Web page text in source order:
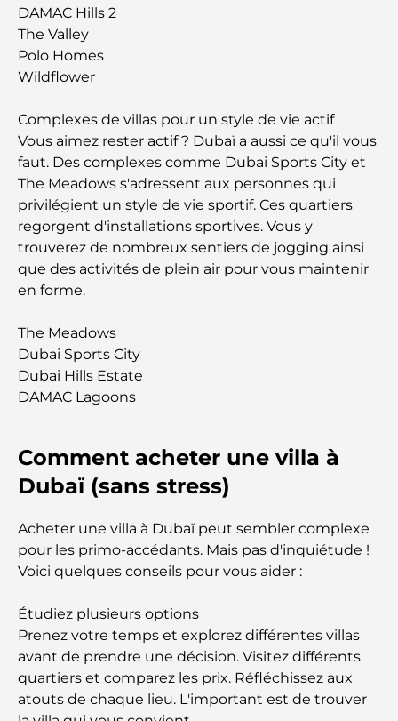
Palm Jebel Ali contre Palm Jumeirah : une
comparaison claire pour les acheteurs immobiliers
avisés
Découvrez Moon Island Dubai : votre guide ultime
À la découverte des sites historiques de Dubaï : un
voyage à travers le temps
Les 7 meilleurs restaurants de Dubai Creek
Harbour où dîner
adapté aux familles
Restaurants à Dubai Hills : Les meilleures adresses
gourmandes d’un quartier en pleine expansion
Dubaï
Résidences en bord de mer à Dubaï : le luxe au
bord de la mer
Les meilleures banques de Dubaï pour les
expatriés : un guide bancaire complet
Le pays le plus cher du monde : un classement
mondial des coûts
Les meilleurs restaurants de steak à Dubaï : un
guide pour les amateurs de viande
DAMAC Hills 2
The Valley
Polo Homes
Wildflower
Complexes de villas pour un style de vie actif
Vous aimez rester actif ? Dubaï a aussi ce qu'il vous
faut. Des complexes comme Dubai Sports City et
The Meadows s'adressent aux personnes qui
privilégient un style de vie sportif. Ces quartiers
regorgent d'installations sportives. Vous y
trouverez de nombreux sentiers de jogging ainsi
que des activités de plein air pour vous maintenir
en forme.
The Meadows
Dubai Sports City
Dubai Hills Estate
DAMAC Lagoons
Comment acheter une villa à
Dubaï (sans stress)
Acheter une villa à Dubaï peut sembler complexe
pour les primo-accédants. Mais pas d'inquiétude !
Voici quelques conseils pour vous aider :
Étudiez plusieurs options
Prenez votre temps et explorez différentes villas
avant de prendre une décision. Visitez différents
quartiers et comparez les prix. Réfléchissez aux
atouts de chaque lieu. L'important est de trouver